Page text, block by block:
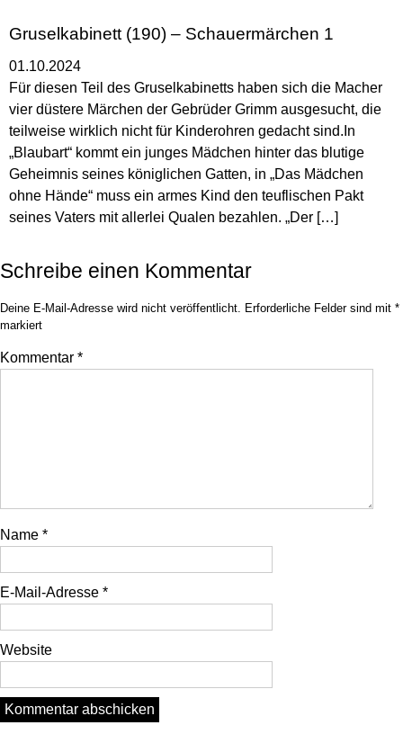
Gruselkabinett (190) – Schauermärchen 1
01.10.2024
Für diesen Teil des Gruselkabinetts haben sich die Macher
vier düstere Märchen der Gebrüder Grimm ausgesucht, die
teilweise wirklich nicht für Kinderohren gedacht sind.In
„Blaubart“ kommt ein junges Mädchen hinter das blutige
Geheimnis seines königlichen Gatten, in „Das Mädchen
ohne Hände“ muss ein armes Kind den teuflischen Pakt
seines Vaters mit allerlei Qualen bezahlen. „Der […]
Schreibe einen Kommentar
Deine E-Mail-Adresse wird nicht veröffentlicht. Erforderliche Felder sind mit *
markiert
Kommentar *
Name *
E-Mail-Adresse *
Website